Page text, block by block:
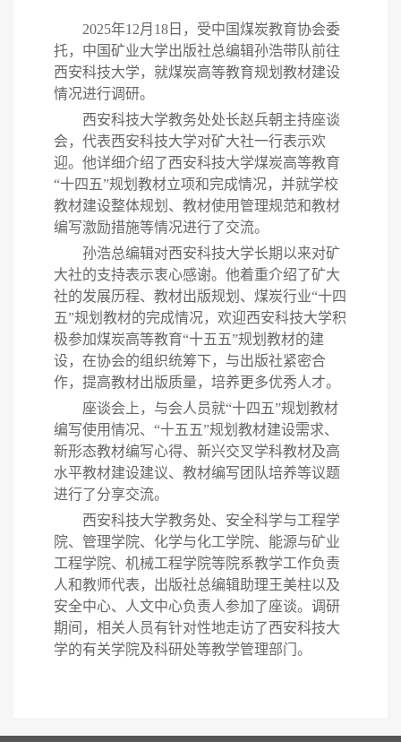
2025年12月 18 日，受中国煤炭教育协会委
托，中国矿业大学出版社总编辑孙浩带队前往
西安科技大学，就煤炭高等教育规划教材建设
情况进行调研。
西安科技大学教务处处长赵兵朝主持座谈
会 ， 代表西安科技大学对矿大社一行表示欢
迎。 他详细介绍了西安科技大学煤炭高等教育
“十四五”规划教材立项和完成情况，并就学校
教材建设整体规划、教材使用管理规范和教材
编写激励措施等情况进行了交流。
孙浩总编辑对西安科技大学长期以来对矿
大社的支持表示衷心感谢。他着重介绍了矿大
社的发展历程、 教材出版规划 、煤炭行业“十四
五”规划教材的完成情况， 欢迎西安科技大学积
极参加煤炭高等教育“十五五”规划教材的建
设， 在协会的组织统筹下， 与出版社紧密合
作，提高教材出版质量，培养更多优秀人才。
座谈会上，与会人员就“十四五”规划教材
编写使用情况、 “十五五”规划教材建设需求、
新形态教材编写心得、新兴交叉学科教材及高
水平教材建设建议、 教材编写团队培养等议题
进行了分享交流。
西安科技大学教务处、 安全科学与工程学
院、 管理学院、化学与化工学院、能源与矿业
工程学院、机械工程学院等院系教学工作负责
人和教师代表， 出版社总编辑助理王美柱以及
安全中心、人文中心负责人参加了座谈。调研
期间，相关人员有针对性地走访了西安科技大
学的有关学院及科研处等教学管理部门 。